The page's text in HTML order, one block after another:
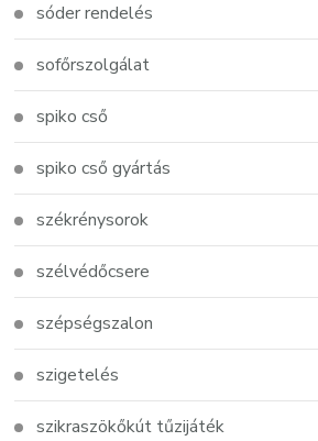
sóder rendelés
sofőrszolgálat
spiko cső
spiko cső gyártás
székrénysorok
szélvédőcsere
szépségszalon
szigetelés
szikraszökőkút tűzijáték